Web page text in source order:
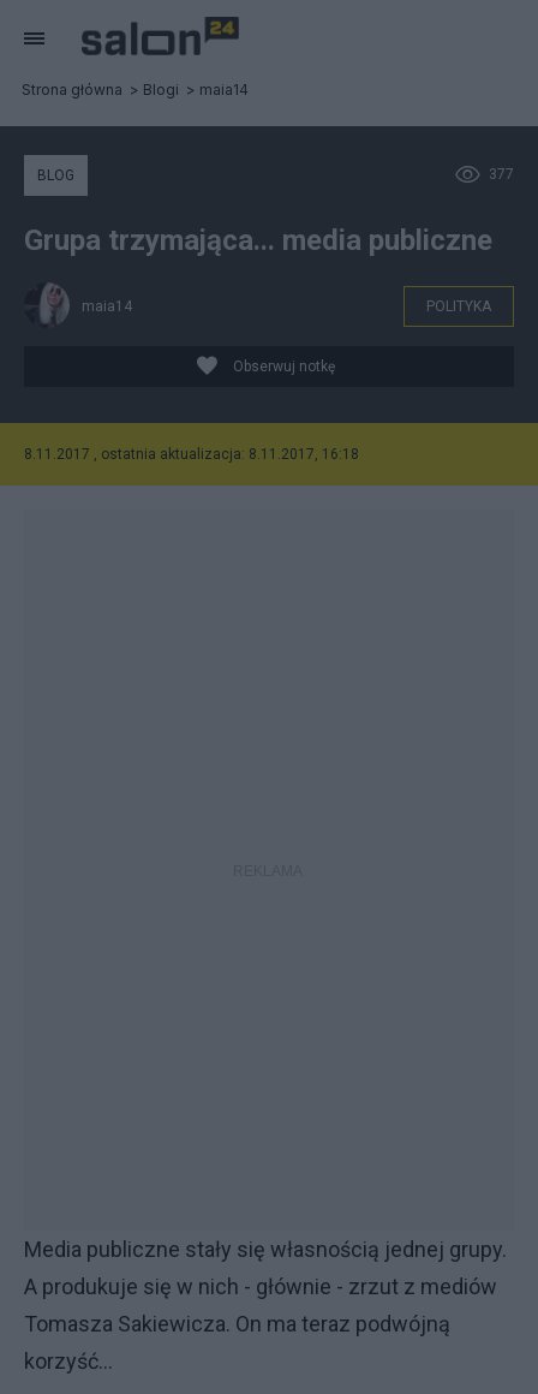
Strona główna Blogi maia14
377
BLOG
Grupa trzymająca... media publiczne
maia14 POLITYKA
Obserwuj notkę
8.11.2017 , ostatnia aktualizacja: 8.11.2017, 16:18
Media publiczne stały się własnością jednej grupy.
A produkuje się w nich - głównie - zrzut z mediów
Tomasza Sakiewicza. On ma teraz podwójną
korzyść...